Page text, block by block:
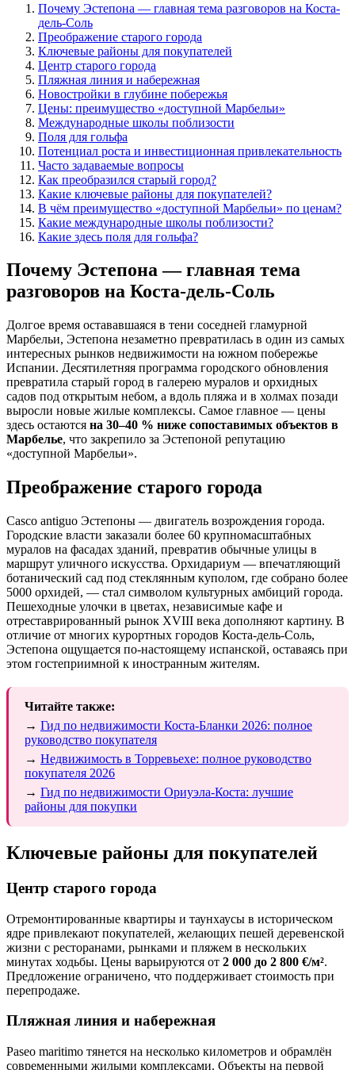
Почему Эстепона — главная тема разговоров на Коста-
дель-Соль
Преображение старого города
Ключевые районы для покупателей
Центр старого города
Пляжная линия и набережная
Новостройки в глубине побережья
Цены: преимущество «доступной Марбельи»
Международные школы поблизости
Поля для гольфа
Потенциал роста и инвестиционная привлекательность
Часто задаваемые вопросы
Как преобразился старый город?
Какие ключевые районы для покупателей?
В чём преимущество «доступной Марбельи» по ценам?
Какие международные школы поблизости?
Какие здесь поля для гольфа?
Почему Эстепона — главная тема
разговоров на Коста-дель-Соль
Долгое время остававшаяся в тени соседней гламурной
Марбельи, Эстепона незаметно превратилась в один из самых
интересных рынков недвижимости на южном побережье
Испании. Десятилетняя программа городского обновления
превратила старый город в галерею муралов и орхидных
садов под открытым небом, а вдоль пляжа и в холмах позади
выросли новые жилые комплексы. Самое главное — цены
здесь остаются на 30–40 % ниже сопоставимых объектов в
Марбелье, что закрепило за Эстепоной репутацию
«доступной Марбельи».
Преображение старого города
Casco antiguo Эстепоны — двигатель возрождения города.
Городские власти заказали более 60 крупномасштабных
муралов на фасадах зданий, превратив обычные улицы в
маршрут уличного искусства. Орхидариум — впечатляющий
ботанический сад под стеклянным куполом, где собрано более
5000 орхидей, — стал символом культурных амбиций города.
Пешеходные улочки в цветах, независимые кафе и
отреставрированный рынок XVIII века дополняют картину. В
отличие от многих курортных городов Коста-дель-Соль,
Эстепона ощущается по-настоящему испанской, оставаясь при
этом гостеприимной к иностранным жителям.
Читайте также:
→ Гид по недвижимости Коста-Бланки 2026: полное
руководство покупателя
→ Недвижимость в Торревьехе: полное руководство
покупателя 2026
→ Гид по недвижимости Ориуэла-Коста: лучшие
районы для покупки
Ключевые районы для покупателей
Центр старого города
Отремонтированные квартиры и таунхаусы в историческом
ядре привлекают покупателей, желающих пешей деревенской
жизни с ресторанами, рынками и пляжем в нескольких
минутах ходьбы. Цены варьируются от 2 000 до 2 800 €/м².
Предложение ограничено, что поддерживает стоимость при
перепродаже.
Пляжная линия и набережная
Paseo maritimo тянется на несколько километров и обрамлён
современными жилыми комплексами. Объекты на первой